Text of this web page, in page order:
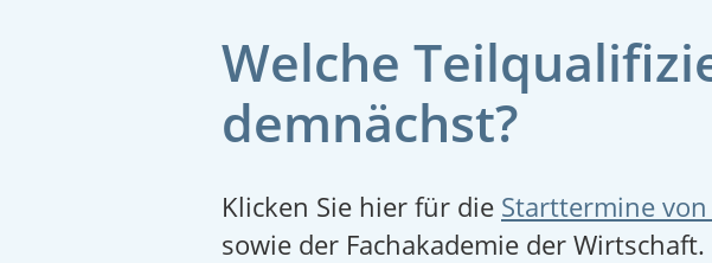
Welche
demnächst?
Klicken Sie hier für die Starttermine
sowie der Fachakademie der Wirtschaft.